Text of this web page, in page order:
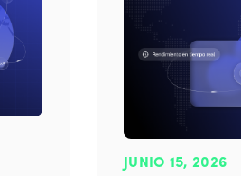
JUNIO 15, 2026